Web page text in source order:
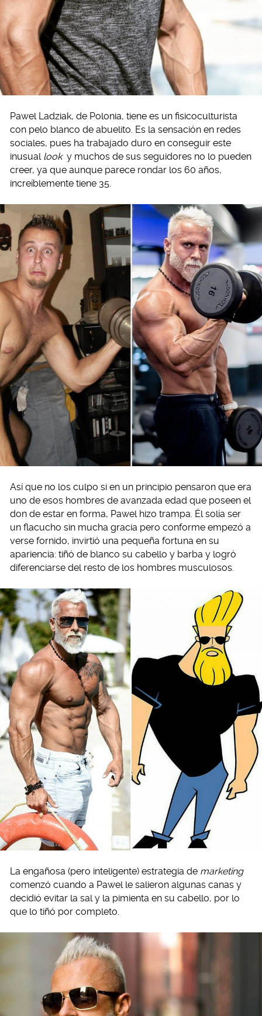
Pawel Ladziak, de Polonia, tiene es un fisicoculturista
con pelo blanco de abuelito. Es la sensación en redes
sociales, pues ha trabajado duro en conseguir este
inusual look y muchos de sus seguidores no lo pueden
creer, ya que aunque parece rondar los 60 años,
increíblemente tiene 35.
Así que no los culpo si en un principio pensaron que era
uno de esos hombres de avanzada edad que poseen el
don de estar en forma, Pawel hizo trampa. Él solía ser
un flacucho sin mucha gracia pero conforme empezó a
verse fornido, invirtió una pequeña fortuna en su
apariencia: tiñó de blanco su cabello y barba y logró
diferenciarse del resto de los hombres musculosos.
La engañosa (pero inteligente) estrategia de marketing
comenzó cuando a Pawel le salieron algunas canas y
decidió evitar la sal y la pimienta en su cabello, por lo
que lo tiñó por completo.